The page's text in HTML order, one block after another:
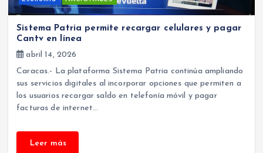
Sistema Patria permite recargar celulares y pagar
Cantv en línea
abril 14, 2026
Caracas.- La plataforma Sistema Patria continúa ampliando
sus servicios digitales al incorporar opciones que permiten a
los usuarios recargar saldo en telefonía móvil y pagar
facturas de internet…